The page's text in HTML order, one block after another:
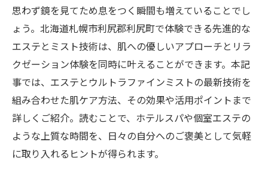
思わず鏡を見てため息をつく瞬間も増えていることでし
ょう。北海道札幌市利尻郡利尻町で体験できる先進的な
エステとミスト技術は、肌への優しいアプローチとリラ
クゼーション体験を同時に叶えることができます。本記
事では、エステとウルトラファインミストの最新技術を
組み合わせた肌ケア方法、その効果や活用ポイントまで
詳しくご紹介。読むことで、ホテルスパや個室エステの
ような上質な時間を、日々の自分へのご褒美として気軽
に取り入れるヒントが得られます。